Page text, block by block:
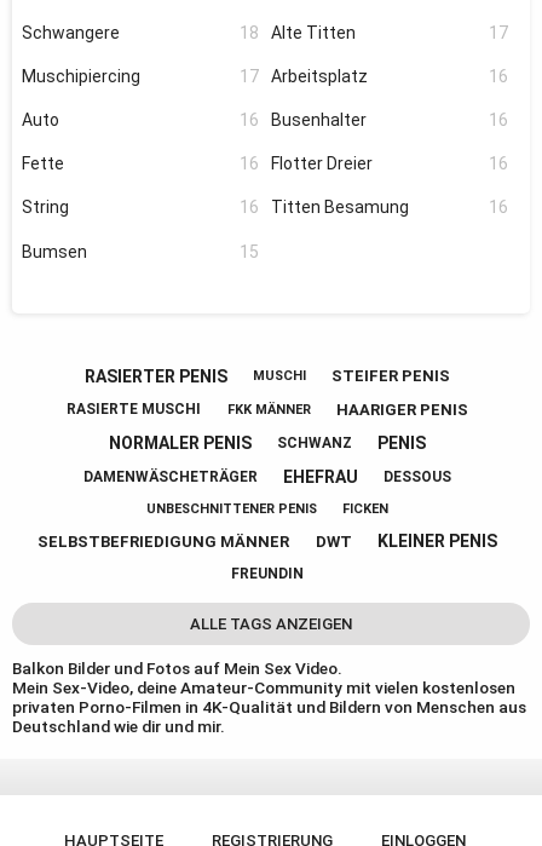
Schwangere 18 Alte Titten 17
Muschipiercing 17 Arbeitsplatz 16
Auto 16 Busenhalter 16
Fette 16 Flotter Dreier 16
String 16 Titten Besamung 16
Bumsen 15
RASIERTER PENIS MUSCHI STEIFER PENIS
RASIERTE MUSCHI FKK MÄNNER HAARIGER PENIS
NORMALER PENIS SCHWANZ PENIS
DAMENWÄSCHETRÄGER EHEFRAU DESSOUS
UNBESCHNITTENER PENIS FICKEN
SELBSTBEFRIEDIGUNG MÄNNER DWT KLEINER PENIS
FREUNDIN
ALLE TAGS ANZEIGEN
Balkon Bilder und Fotos auf Mein Sex Video.
Mein Sex-Video, deine Amateur-Community mit vielen kostenlosen
privaten Porno-Filmen in 4K-Qualität und Bildern von Menschen aus
Deutschland wie dir und mir.
HAUPTSEITE REGISTRIERUNG EINLOGGEN